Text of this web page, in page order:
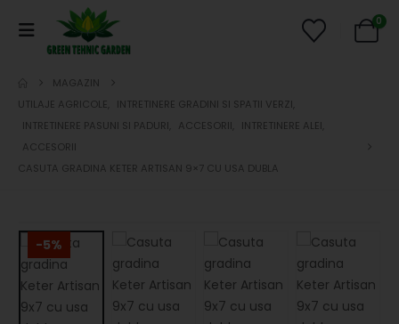
0
MAGAZIN
UTILAJE AGRICOLE
INTRETINERE GRADINI SI SPATII VERZI
INTRETINERE PASUNI SI PADURI
ACCESORII INTRETINERE ALEI
ACCESORII
CASUTA GRADINA KETER ARTISAN 9×7 CU USA DUBLA
-5%